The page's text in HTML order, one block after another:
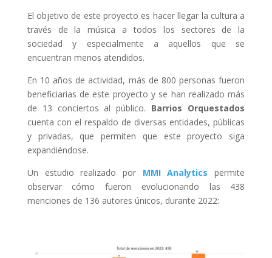
El objetivo de este proyecto es hacer llegar la cultura a
través de la música a todos los sectores de la
sociedad y especialmente a aquellos que se
encuentran menos atendidos.
En 10 años de actividad, más de 800 personas fueron
beneficiarias de este proyecto y se han realizado más
de 13 conciertos al público. Barrios Orquestados
cuenta con el respaldo de diversas entidades, públicas
y privadas, que permiten que este proyecto siga
expandiéndose.
Un estudio realizado por MMI Analytics permite
observar cómo fueron evolucionando las 438
menciones de 136 autores únicos, durante 2022: